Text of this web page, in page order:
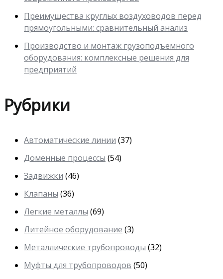
Преимущества круглых воздуховодов перед
прямоугольными: сравнительный анализ
Производство и монтаж грузоподъемного
оборудования: комплексные решения для
предприятий
Рубрики
Автоматические линии (37)
Доменные процессы (54)
Задвижки (46)
Клапаны (36)
Легкие металлы (69)
Литейное оборудование (3)
Металлические трубопроводы (32)
Муфты для трубопроводов (50)